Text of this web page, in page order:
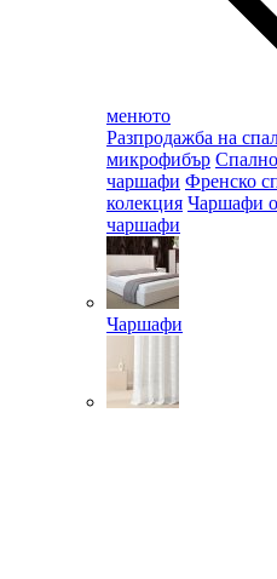
менюто
Разпродажба на
микрофибър
чаршафи Френско
колекция Чаршафи
чаршафи
Чаршафи